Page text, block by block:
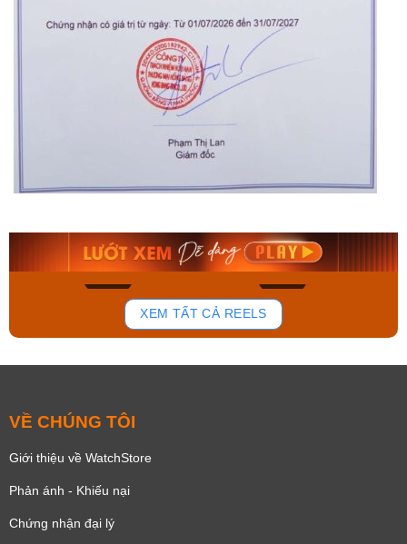
139
Orient Nam RA-
Mua ngay
Casio Nam MTS-
Mua ngay
XEM TẤT CẢ REELS
VỀ CHÚNG TÔI
Giới thiệu về WatchStore
Phản ánh - Khiếu nại
Chứng nhận đại lý